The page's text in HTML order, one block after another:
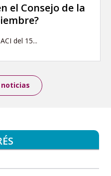
el Consejo de la
del 15...